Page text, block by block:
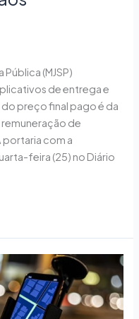
(MJSP)
de entrega e
preço final pago é da
de
com a
feira (25) no Diário